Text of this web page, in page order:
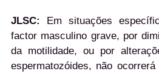
JLSC: Em situações
factor masculino grave, por
da motilidade, ou por
espermatozóides, não